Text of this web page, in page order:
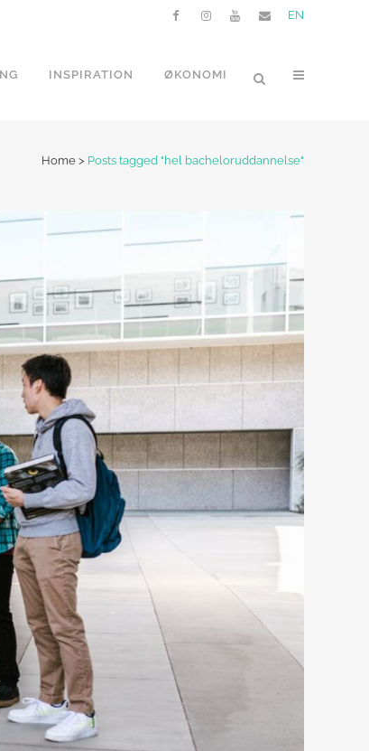
EN
INSPIRATION ØKONOMI
Home > Posts tagged "hel bacheloruddannelse"